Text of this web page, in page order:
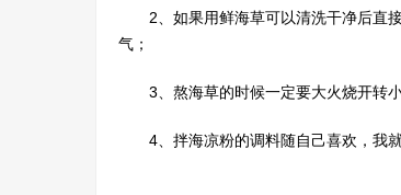
2、如果用鲜海草可以清洗干净后直
气；
3、熬海草的时候一定要大火烧开转
4、拌海凉粉的调料随自己喜欢，我